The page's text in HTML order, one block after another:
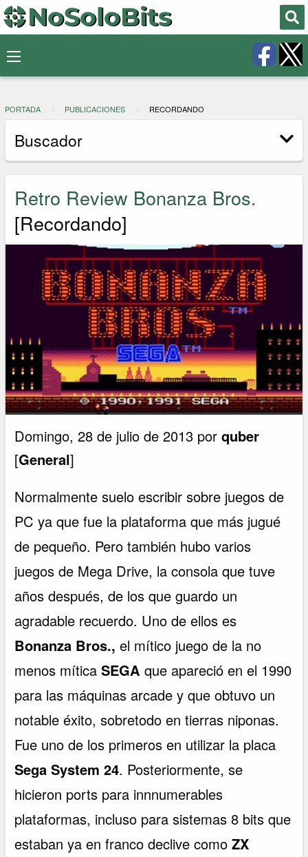
PORTADA PUBLICACIONES RECORDANDO
Buscador
Retro Review Bonanza Bros.
[Recordando]
Domingo, 28 de julio de 2013 porquber
[General]
Normalmente suelo escribir sobre juegos de
PC ya que fue la plataforma que más jugué
de pequeño. Pero también hubo varios
juegos de Mega Drive, la consola que tuve
años después, de los que guardo un
agradable recuerdo. Uno de ellos es
Bonanza Bros.,el mítico juego de la no
menos míticaSEGA que apareció en el 1990
para las máquinas arcade y que obtuvo un
notable éxito, sobretodo en tierras niponas.
Fue uno de los primeros en utilizar la placa
Sega System 24. Posteriormente, se
hicieron ports para innnumerables
plataformas, incluso para sistemas 8 bits que
estaban ya en franco declive comoZX